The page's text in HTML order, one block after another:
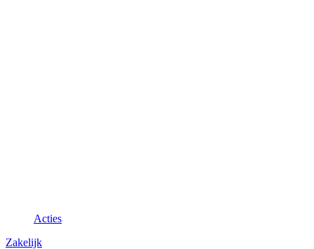
Acties
Zakelijk